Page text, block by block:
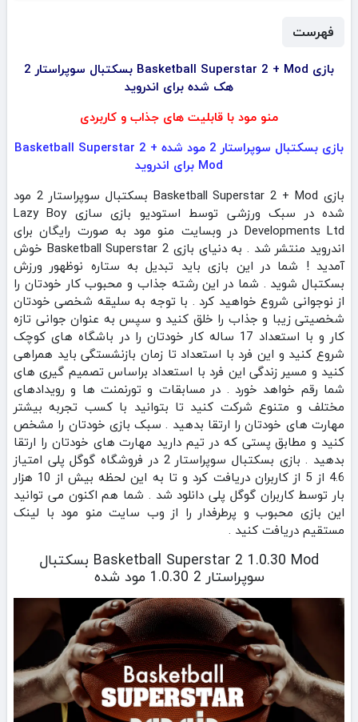
فهرست
بازی Basketball Superstar 2 + Mod بسکتبال سوپراستار 2
هک شده برای اندروید
منو مود با قابلیت های جذاب و کاربردی
بازی بسکتبال سوپراستار 2 مود شده Basketball Superstar 2 +
Mod برای اندروید
بازی Basketball Superstar 2 + Mod بسکتبال سوپراستار 2 مود
شده در سبک ورزشی توسط استودیو بازی سازی Lazy Boy
Developments Ltd در وبسایت منو مود به صورت رایگان برای
اندروید منتشر شد . به دنیای بازی Basketball Superstar 2 خوش
آمدید ! شما در این بازی باید تبدیل به ستاره نوظهور ورزش
بسکتبال شوید . شما در این رشته جذاب و محبوب کار خودتان را
از نوجوانی شروع خواهید کرد . با توجه به سلیقه شخصی خودتان
شخصیتی زیبا و جذاب را خلق کنید و سپس به عنوان جوانی تازه
کار و با استعداد 17 ساله کار خودتان را در باشگاه های کوچک
شروع کنید و این فرد با استعداد تا زمان بازنشستگی باید همراهی
کنید و مسیر زندگی این فرد با استعداد براساس تصمیم گیری های
شما رقم خواهد خورد . در مسابقات و تورنمنت ها و رویدادهای
مختلف و متنوع شرکت کنید تا بتوانید با کسب تجربه بیشتر
مهارت های خودتان را ارتقا بدهید . سبک بازی خودتان را مشخص
کنید و مطابق پستی که در تیم دارید مهارت های خودتان را ارتقا
بدهید . بازی بسکتبال سوپراستار 2 در فروشگاه گوگل پلی امتیاز
4.6 از 5 از کاربران دریافت کرد و تا به این لحظه بیش از 10 هزار
بار توسط کاربران گوگل پلی دانلود شد . شما هم اکنون می توانید
این بازی محبوب و پرطرفدار را از وب سایت منو مود با لینک
مستقیم دریافت کنید .
Basketball Superstar 2 1.0.30 Mod بسکتبال
سوپراستار 2 1.0.30 مود شده